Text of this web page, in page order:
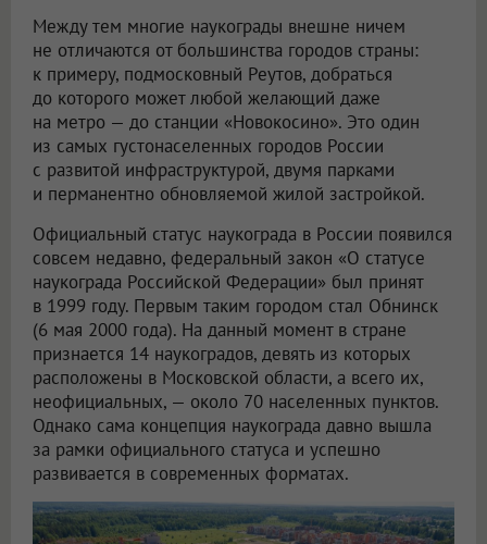
Между тем многие наукограды внешне ничем
не отличаются от большинства городов страны:
к примеру, подмосковный Реутов, добраться
до которого может любой желающий даже
на метро — до станции «Новокосино». Это один
из самых густонаселенных городов России
с развитой инфраструктурой, двумя парками
и перманентно обновляемой жилой застройкой.
Официальный статус наукограда в России появился
совсем недавно, федеральный закон «О статусе
наукограда Российской Федерации» был принят
в 1999 году. Первым таким городом стал Обнинск
(6 мая 2000 года). На данный момент в стране
признается 14 наукоградов, девять из которых
расположены в Московской области, а всего их,
неофициальных, — около 70 населенных пунктов.
Однако сама концепция наукограда давно вышла
за рамки официального статуса и успешно
развивается в современных форматах.